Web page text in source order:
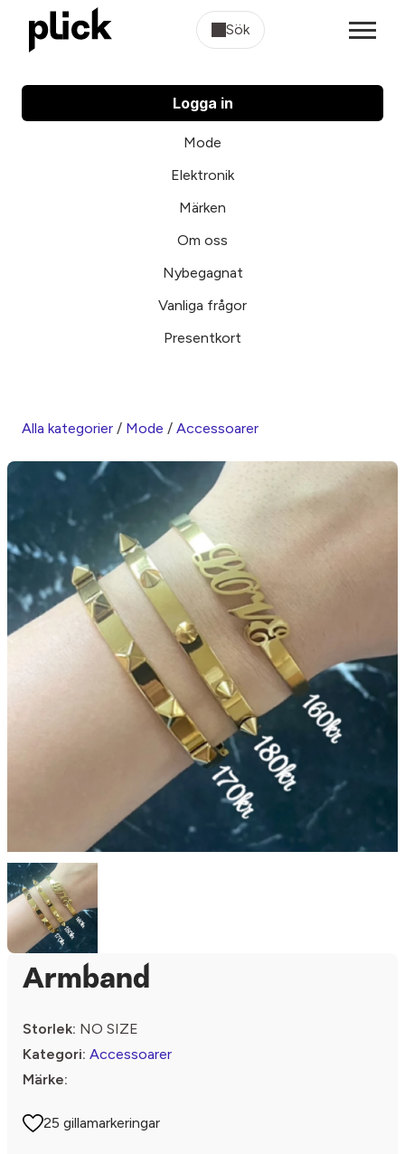
Sök
Logga in
Mode
Elektronik
Märken
Om oss
Nybegagnat
Vanliga frågor
Presentkort
Alla kategorier / Mode / Accessoarer
Armband
Storlek: NO SIZE
Kategori: Accessoarer
Märke:
25 gillamarkeringar